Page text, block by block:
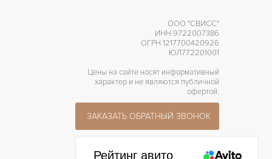
ООО "СВИСС"
ИНН 9722007386
ОГРН 1217700420926
ЮЛ772201001
Цены на сайте носят информативный
характер и не являются публичной
офертой.
ЗАКАЗАТЬ ОБРАТНЫЙ ЗВОНОК
Рейтинг авито